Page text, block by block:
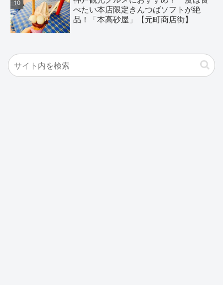
べたい本店限定きんつばソフトが絶
品！「本高砂屋」【元町商店街】